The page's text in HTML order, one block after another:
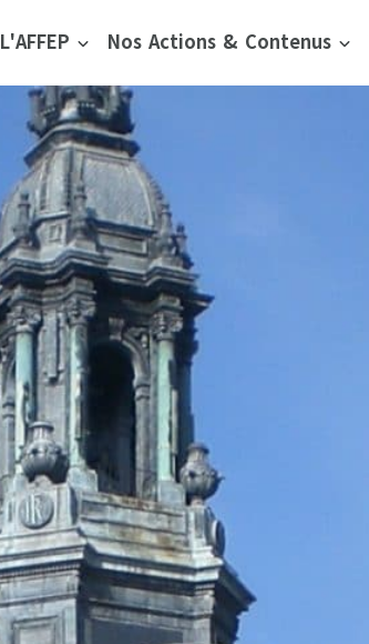
L'AFFEP Nos Actions & Contenus